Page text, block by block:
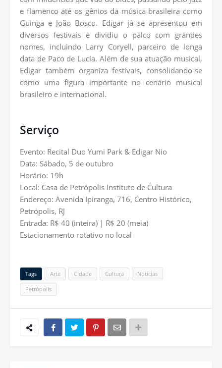
e flamenco até os gênios da música brasileira como
Guinga e João Bosco. Edigar já se apresentou em
diversos festivais e dividiu o palco com grandes
nomes, incluindo Larry Coryell, parceiro de longa
data de Paco de Lucía. Além de sua atuação musical,
Edigar também organiza festivais, consolidando-se
como uma figura importante no cenário musical
brasileiro e internacional.
Serviço
Evento: Recital Duo Yumi Park & Edigar Nio
Data: Sábado, 5 de outubro
Horário: 19h
Local: Casa de Petrópolis Instituto de Cultura
Endereço: Avenida Ipiranga, 716, Centro Histórico,
Petrópolis, RJ
Entrada: R$ 40 (inteira) | R$ 20 (meia)
Estacionamento rotativo no local
Tags Arte Cidade Cultura Notícias
Petrópolis